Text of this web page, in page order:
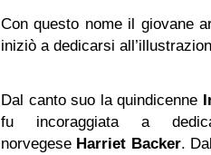
Con questo nome il giovane
iniziò a dedicarsi
Dal canto suo la quindicenne
fu incoraggiata a
norvegese Harriet Backer.